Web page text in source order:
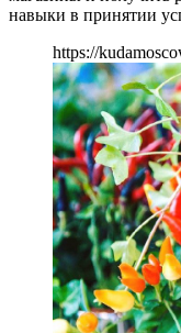
навыки в принятии
https://